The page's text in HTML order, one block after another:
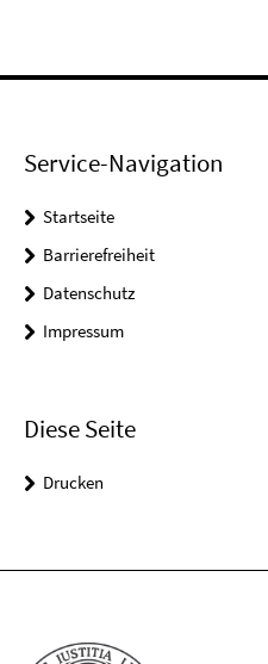
Service-Navigation
Startseite
Barrierefreiheit
Datenschutz
Impressum
Diese Seite
Drucken